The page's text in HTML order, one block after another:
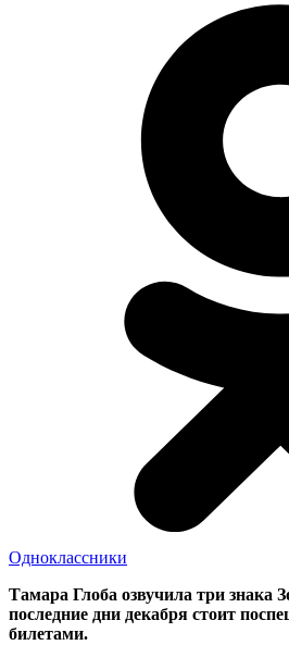
Одноклассники
Тамара Глоба озвучила три знака
последние дни декабря стоит
билетами.